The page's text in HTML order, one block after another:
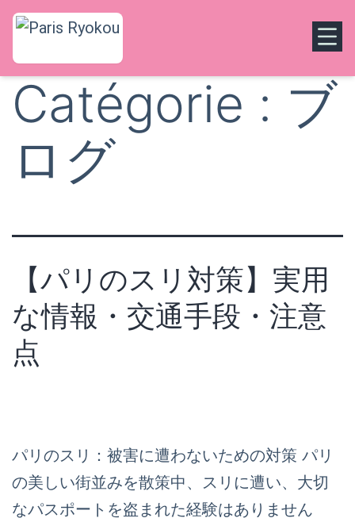
Catégorie : ブ
ログ
【パリのスリ対策】実用
な情報・交通手段・注意
点
パリのスリ：被害に遭わないための対策 パリ
の美しい街並みを散策中、スリに遭い、大切
なパスポートを盗まれた経験はありません